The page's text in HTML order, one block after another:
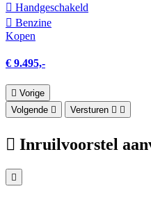
Hand­geschakeld
Benzine
Kopen
€ 9.495,-
Vorige
Volgende
Versturen
Inruilvoorstel